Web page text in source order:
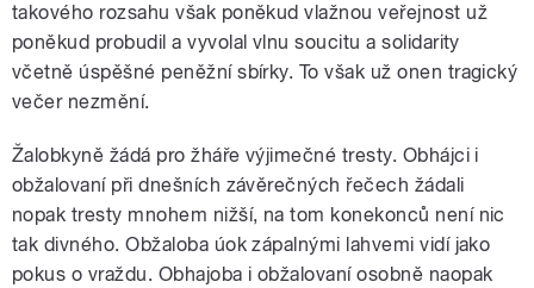
takového rozsahu však poněkud vlažnou veřejnost už
poněkud probudil a vyvolal vlnu soucitu a solidarity
včetně úspěšné peněžní sbírky. To však už onen tragický
večer nezmění.
Žalobkyně žádá pro žháře výjimečné tresty. Obhájci i
obžalovaní při dnešních závěrečných řečech žádali
nopak tresty mnohem nižší, na tom konekonců není nic
tak divného. Obžaloba úok zápalnými lahvemi vidí jako
pokus o vraždu. Obhajoba i obžalovaní osobně naopak